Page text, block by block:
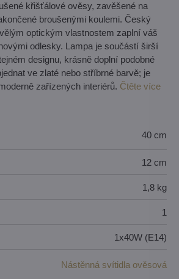
křišťálové ověsy, zavěšené na
broušenými koulemi. Český
optickým vlastnostem zaplní váš
odlesky. Lampa je součástí širší
designu, krásně doplní podobné
ve zlaté nebo stříbrné barvě; je
zařízených interiérů. Čtěte více
40 cm
12 cm
1,8 kg
1
1x40W (E14)
Nástěnná svítidla ověsová